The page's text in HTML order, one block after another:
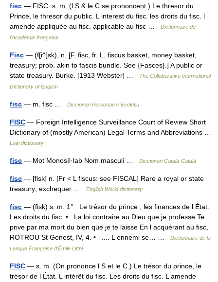
fisc — FISC. s. m. (l S & le C se prononcent.) Le thresor du
Prince, le thresor du public. L interest du fisc. les droits du fisc. l
amende appliquée au fisc. applicable au fisc …
Dictionnaire de
l'Académie française
Fisc — (f[i^]sk), n. [F. fisc, fr. L. fiscus basket, money basket,
treasury; prob. akin to fascis bundle. See {Fasces}.] A public or
state treasury. Burke. [1913 Webster] …
The Collaborative International
Dictionary of English
fisc — m. fisc … Diccionari Personau e Evolutiu
FISC — Foreign Intelligence Surveillance Court of Review Short
Dictionary of (mostly American) Legal Terms and Abbreviations …
Law dictionary
fisc — Mot Monosíl·lab Nom masculí … Diccionari Català-Català
fisc — [fisk] n. [Fr < L fiscus: see FISCAL] Rare a royal or state
treasury; exchequer …
English World dictionary
fisc — (fisk) s. m. 1° Le trésor du prince ; les finances de l État.
Les droits du fisc. • La loi contraire au Dieu que je professe Te
prive par ma mort du bien que je te laisse En l acquérant au fisc,
ROTROU St Genest, IV, 4. • .... L ennemi se… …
Dictionnaire de la
Langue Française d'Émile Littré
FISC — s. m. (On prononce l S et le C.) Le trésor du prince, le
trésor de l État. L intérêt du fisc. Les droits du fisc. L amende